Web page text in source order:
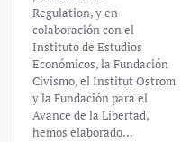
Regulation, y en
colaboración con el
Instituto de Estudios
Económicos, la Fundación
Civismo, el Institut Ostrom
y la Fundación para el
Avance de la Libertad,
hemos elaborado…